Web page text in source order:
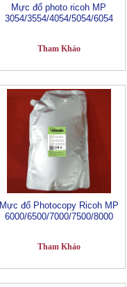
Mực đổ photo ricoh MP
3054/3554/4054/5054/6054
Tham Khảo
Mực đổ Photocopy Ricoh MP
6000/6500/7000/7500/8000
Tham Khảo